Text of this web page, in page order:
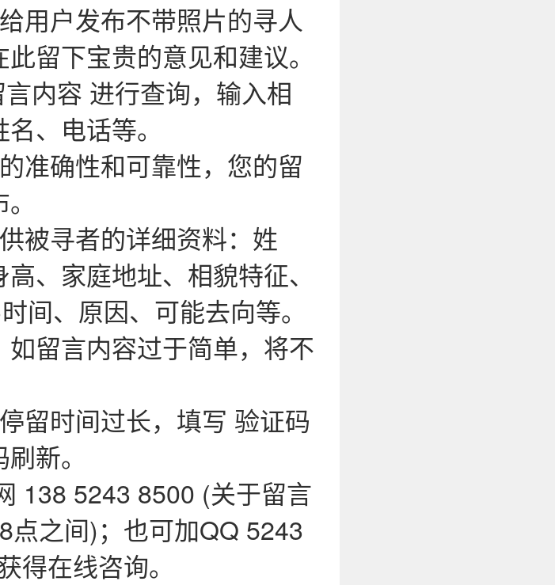
用户发布不带照片的寻人
留下宝贵的意见和建议。
内容 进行查询，输入相
、电话等。
准确性和可靠性，您的留
被寻者的详细资料：姓
、家庭地址、相貌特征、
间、原因、可能去向等。
留言内容过于简单，将不
留时间过长，填写 验证码
新。
138 5243 8500 (关于留言
点之间)；也可加QQ 5243
得在线咨询。